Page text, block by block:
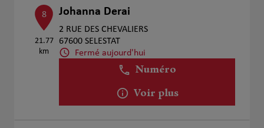
8
21.77
km
Johanna Derai
2 RUE DES CHEVALIERS
67600 SELESTAT
Fermé aujourd'hui
Numéro
Voir plus